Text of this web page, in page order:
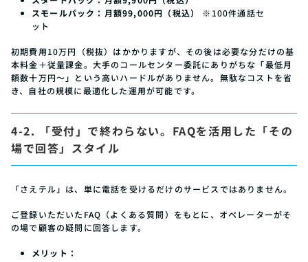
スモールパック：月額99,000円（税込）
※100件通話セ
ット
初期費用10万円（税抜）はかかりますが、その後は必要な分だけの基
本料金＋従量課金。大手のコールセンター委託にありがちな「最低月
額数十万円〜」という高いハードルがありません。無駄なコストを省
き、自社の規模に最適化した運用が可能です。
4-2. 「受付」で終わらない。FAQを活用した「その
場で回答」スタイル
「さえテル」は、単に電話を受けるだけのサービスではありません。
ご登録いただいたFAQ（よくある質問）をもとに、オペレーターがそ
の場で顧客の疑問に回答します。
メリット：